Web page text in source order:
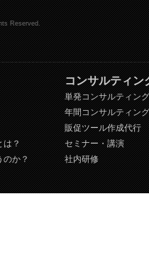
Reserved.
？
か？
コンサルティン
単発コンサルティング
年間コンサルティング
販促ツール作成代行
セミナー・講演
社内研修